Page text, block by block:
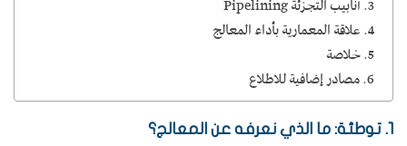
3. أنابيب التجزئة Pipelining
4. علاقة المعمارية بأداء المعالج
5. خلاصة
6. مصادر إضافية للاطلاع
1. توطئة: ما الذي نعرفه عن المعالج؟